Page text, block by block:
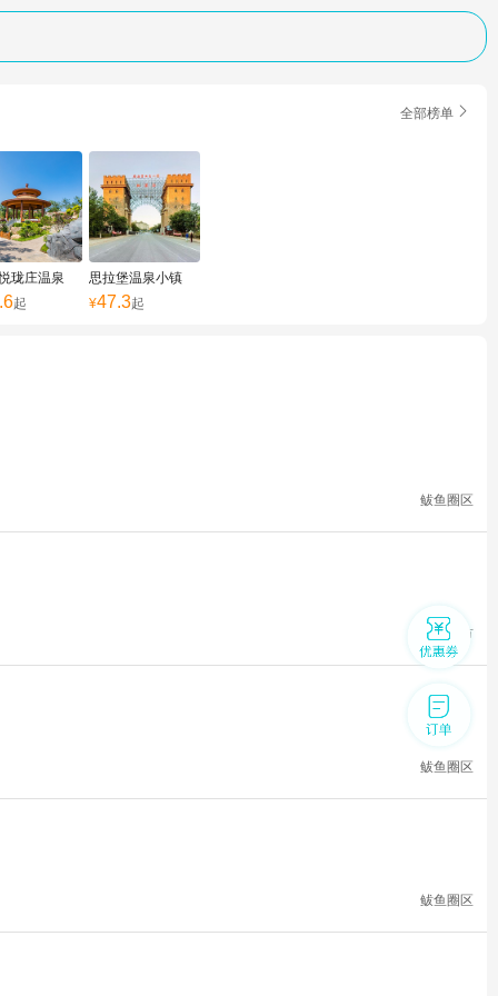
全部榜单 
珑庄温泉
起
思拉堡温泉小镇
¥47.3起
鲅鱼圈区
盖州市
鲅鱼圈区
鲅鱼圈区